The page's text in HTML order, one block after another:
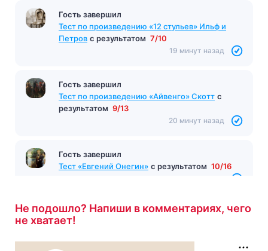
Гость завершил
Тест «Биография Высоцкого» с результатом
7/11
17 минут назад
Гость завершил
Тест по произведению «12 стульев» Ильф и
Петров с результатом
19 минут назад
Гость завершил
Тест по произведению «Айвенго» Скотт с
Не подошло? Напиши в комментариях, чего
не хватает!